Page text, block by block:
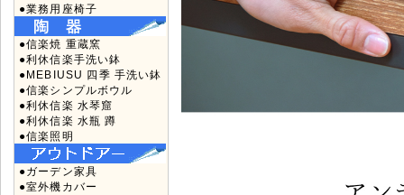
●業務用座椅子
●信楽焼 重蔵窯
●利休信楽手洗い鉢
●MEBIUSU 四季 手洗い鉢
●信楽シンプルボウル
●利休信楽 水琴窟
●利休信楽 水瓶 蹲
●信楽照明
●ガーデン家具
●室外機カバー